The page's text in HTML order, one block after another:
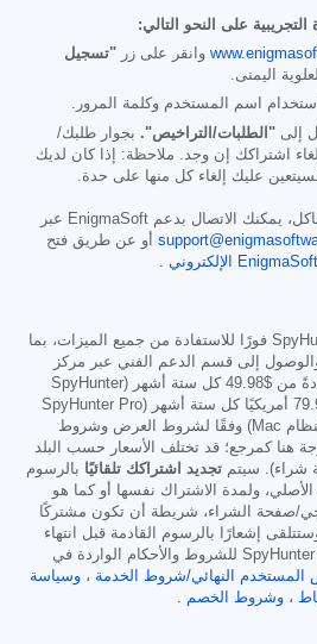
على النحو التالي:
وانقر على زر "تسجيل
اليمنى.
اسم المستخدم وكلمة المرور.
إلى "الطلبات/التراخيص". بجوار طلبك/
اشتراكك إن وجد. ملاحظة: إذا كان لديك
عليك إلغاء كل منها على حدة.
في حال وجود أي أسئلة أو مشاكل، يمكنك الاتصال بدعم EnigmaSoft عبر
أو عن طريق فتح
يمكنك أيضًا الاشتراك في SpyHunter فورًا للاستفادة من جميع الميزات، بما
إلى قسم الدعم الفني عبر مركز
من $49.98
كل ستة أشهر (SpyHunter
أمريكيًا كل ستة أشهر (SpyHunter Pro
لنظام Windows/SpyHunter لنظام Mac) وفقًا لشروط العرض وشروط
هنا كمرجع؛ قد تختلف الأسعار حسب البلد
شراء). سيتم تجديد اشتراكك تلقائيًا بالرسوم
ولمدة الاشتراك نفسها أو كما هو
صفحة الشراء، شريطة أن تكون مشتركًا
إشعارًا بالرسوم القادمة قبل انتهاء
صلاحية اشتراكك. يخضع شراء SpyHunter للشروط والأحكام الواردة في
المستخدم النهائي/شروط الخدمة ، وسياسة
، وشروط الخصم